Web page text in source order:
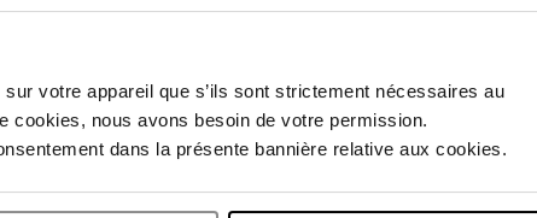
votre appareil que s’ils sont strictement nécessaires au
cookies, nous avons besoin de votre permission.
dans la présente bannière relative aux cookies.
peut-être